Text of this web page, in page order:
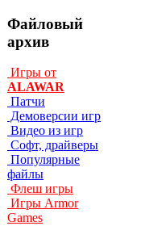
Файловый
архив
Игры от
ALAWAR
Патчи
Демоверсии игр
Видео из игр
Софт, драйверы
Популярные
файлы
Флеш игры
Игры Armor
Games